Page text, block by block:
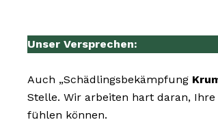
Unser Versprechen:
Auch „Schädlingsbekämpfung
Stelle. Wir arbeiten hart daran,
fühlen können.